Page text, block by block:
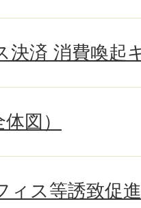
決済 消費喚起
図）
ィス等誘致促